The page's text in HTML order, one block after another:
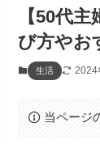
【50代
び方やお
生活 2024
当ページ